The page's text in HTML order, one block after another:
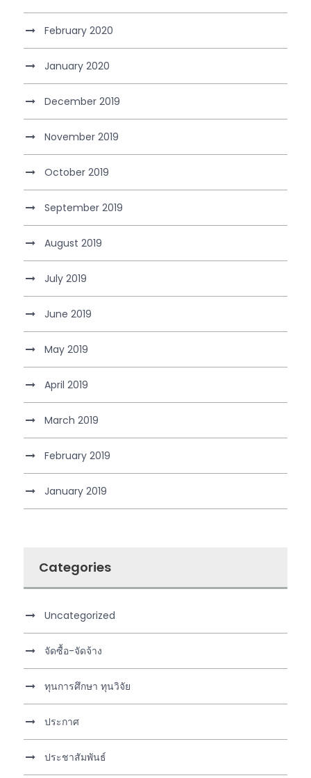
February 2020
January 2020
December 2019
November 2019
October 2019
September 2019
August 2019
July 2019
June 2019
May 2019
April 2019
March 2019
February 2019
January 2019
Categories
Uncategorized
จัดซื้อ-จัดจ้าง
ทุนการศึกษา ทุนวิจัย
ประกาศ
ประชาสัมพันธ์